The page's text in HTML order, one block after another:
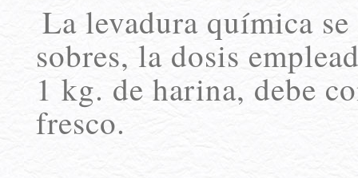
La levadura química
sobres, la dosis
1 kg. de harina, debe
fresco.